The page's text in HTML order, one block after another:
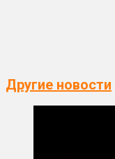
Другие новости